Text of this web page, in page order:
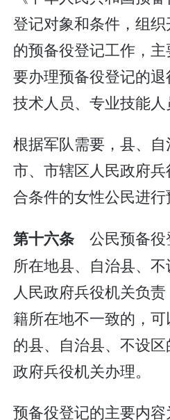
登记对象和条件，组
的预备役登记工作，
要办理预备役登记的
技术人员、专业技能人
根据军队需要，县、
市、市辖区人民政府
合条件的女性公民进行
第十六条公民预备
所在地县、自治县、
人民政府兵役机关负
籍所在地不一致的，
的县、自治县、不设
政府兵役机关办理。
预备役登记的主要内